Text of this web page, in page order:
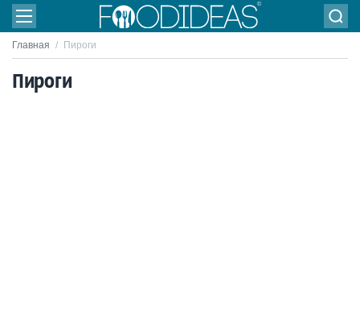
Главная / Пироги
Пироги